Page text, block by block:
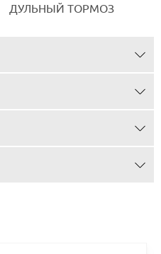
ДУЛЬНЫЙ ТОРМОЗ